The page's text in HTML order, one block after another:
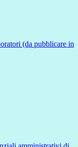
(da pubblicare in